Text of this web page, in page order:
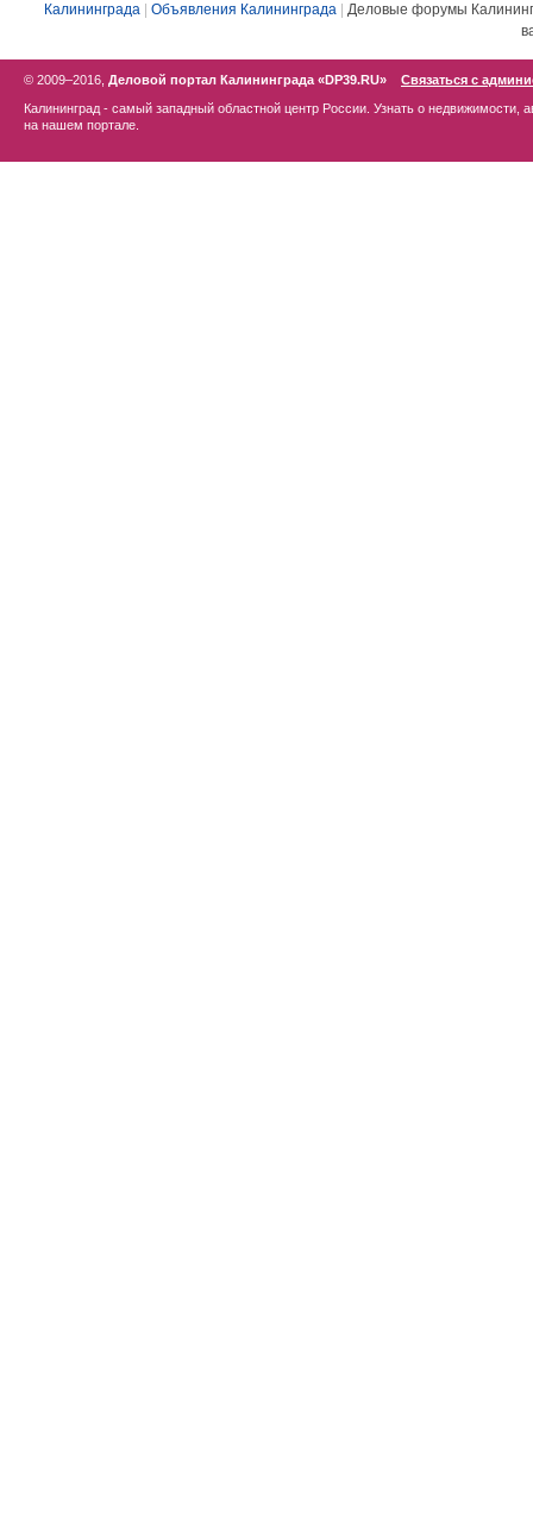
Калининграда
Объявления Калининграда
Деловые форумы
© 2009–2016, Деловой портал Калининграда «DP39.RU»
Связаться с
Калининград - самый западный областной центр России. Узнать о недвижимости,
на нашем портале.